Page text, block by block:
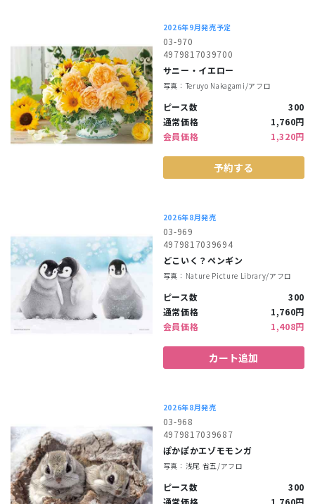
2026年9月発売予定
03-970
4979817039700
サニー・イエロー
写真：Teruyo Nakagami/アフロ
ピース数
300
通常価格
1,760円
会員価格
1,320円
予約する
2026年8月発売
03-969
4979817039694
どこいく？ペンギン
写真：Nature Picture Library/アフロ
ピース数
300
通常価格
1,760円
会員価格
1,408円
カート追加
2026年8月発売
03-968
4979817039687
ぽかぽかエゾモモンガ
写真：浅尾 省五/アフロ
ピース数
300
通常価格
1,760円